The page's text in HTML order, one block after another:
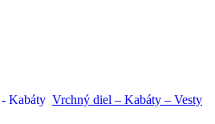
Vrchný diel – Kabáty – Vesty